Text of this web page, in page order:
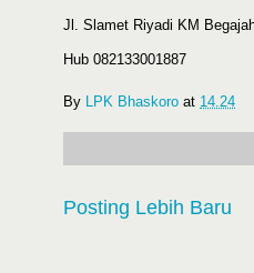
Jl. Slamet Riyadi KM
Hub 082133001887
By LPK Bhaskoro at 14.24
Posting Lebih Baru